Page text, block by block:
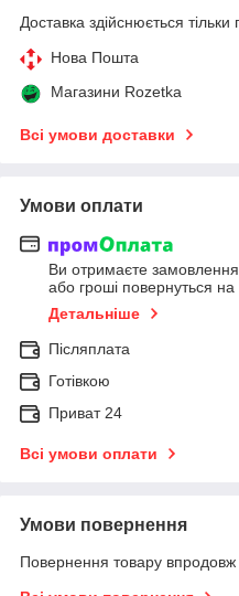
Доставка здійснюється тільки
Нова Пошта
Магазини Rozetka
Всі умови доставки
Умови оплати
Ви отримаєте замовлення
або гроші повернуться на
Детальніше
Післяплата
Готівкою
Приват 24
Всі умови оплати
Умови повернення
Повернення товару впродовж